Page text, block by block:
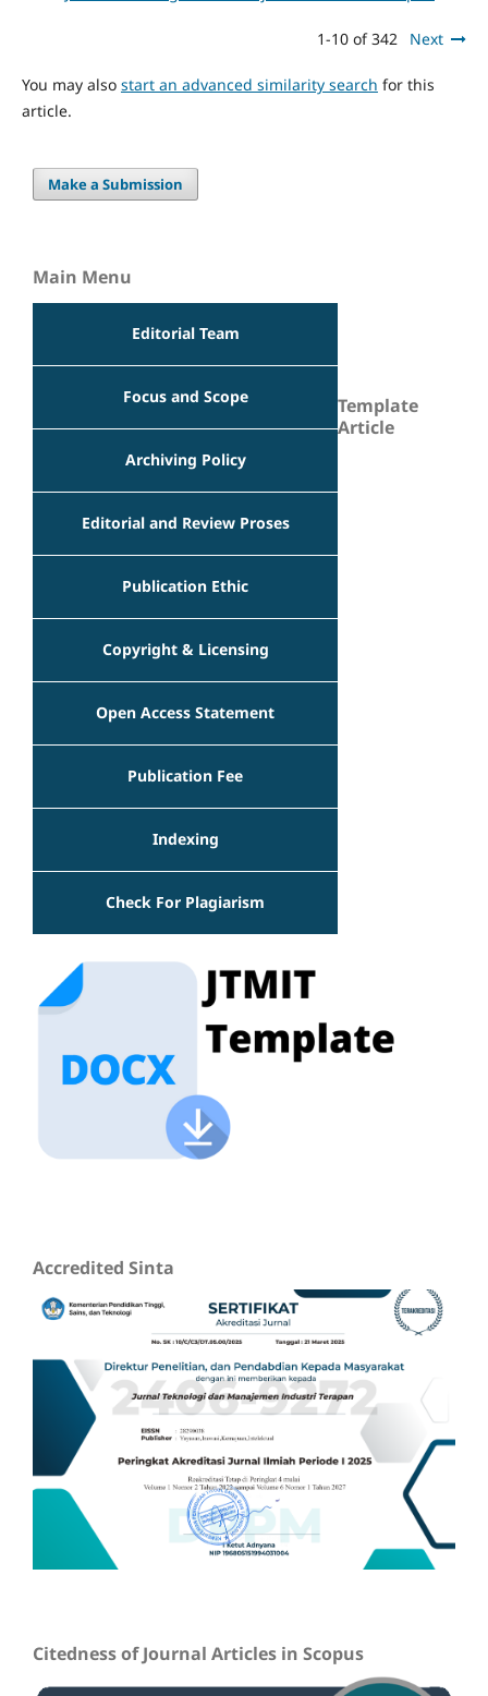
1-10 of 342 Next
You may also start an advanced similarity search for this
article.
Make a Submission
Main Menu
Editorial Team
Focus and Scope
Archiving Policy
Editorial and Review Proses
Publication Ethic
Copyright & Licensing
Open Access Statement
Publication Fee
Indexing
Check For Plagiarism
Template
Article
Accredited Sinta
Citedness of Journal Articles in Scopus